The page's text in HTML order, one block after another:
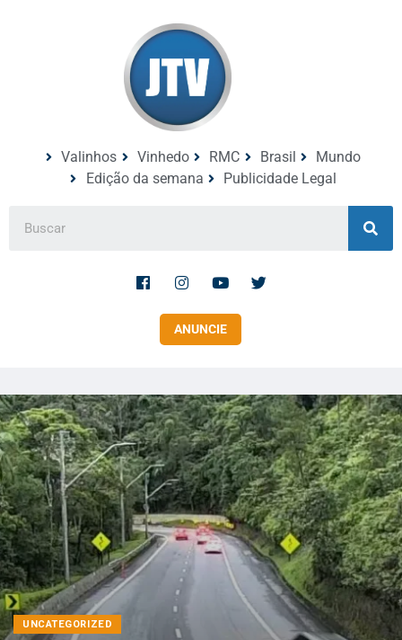
Valinhos Vinhedo RMC Brasil
Mundo
Edição da semana
Publicidade Legal
ANUNCIE
UNCATEGORIZED